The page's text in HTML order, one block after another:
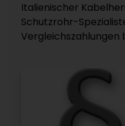
Italienischer
Schutzrohr-
Vergleichszahlungen